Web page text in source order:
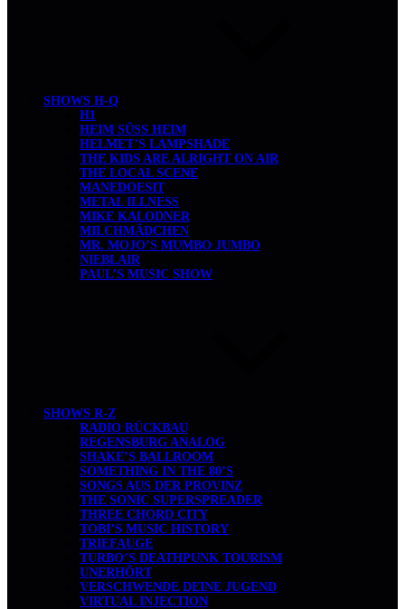
SHOWS H-Q
H1
HEIM SÜSS HEIM
HELMET’S LAMPSHADE
THE KIDS ARE ALRIGHT ON AIR
THE LOCAL SCENE
MANEDOESIT
METAL ILLNESS
MIKE KALODNER
MILCHMÄDCHEN
MR. MOJO’S MUMBO JUMBO
NIEBLAIR
PAUL’S MUSIC SHOW
SHOWS R-Z
RADIO RÜCKBAU
REGENSBURG ANALOG
SHAKE’S BALLROOM
SOMETHING IN THE 80’S
SONGS AUS DER PROVINZ
THE SONIC SUPERSPREADER
THREE CHORD CITY
TOBI’S MUSIC HISTORY
TRIEFAUGE
TURBO’S DEATHPUNK TOURISM
UNERHÖRT
VERSCHWENDE DEINE JUGEND
VIRTUAL INJECTION